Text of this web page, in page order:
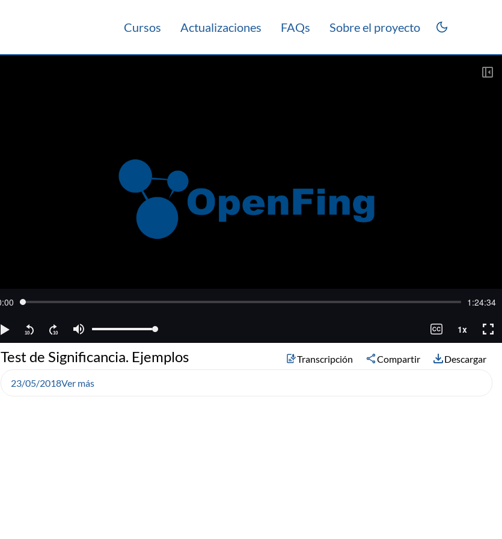
Cursos Actualizaciones FAQs Sobre el proyecto
Test de Significancia. Ejemplos Transcripción Compartir Descargar
23/05/2018Ver más